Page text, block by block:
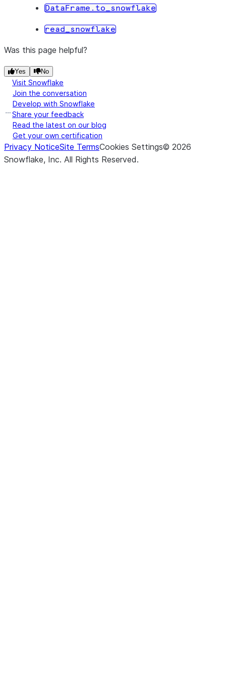
DataFrame.to_snowflake
read_snowflake
Was this page helpful?
Yes No
Visit Snowflake
Join the conversation
Develop with Snowflake
Share your feedback
Read the latest on our blog
Get your own certification
Privacy NoticeSite TermsCookies Settings© 2026
Snowflake, Inc. All Rights Reserved.